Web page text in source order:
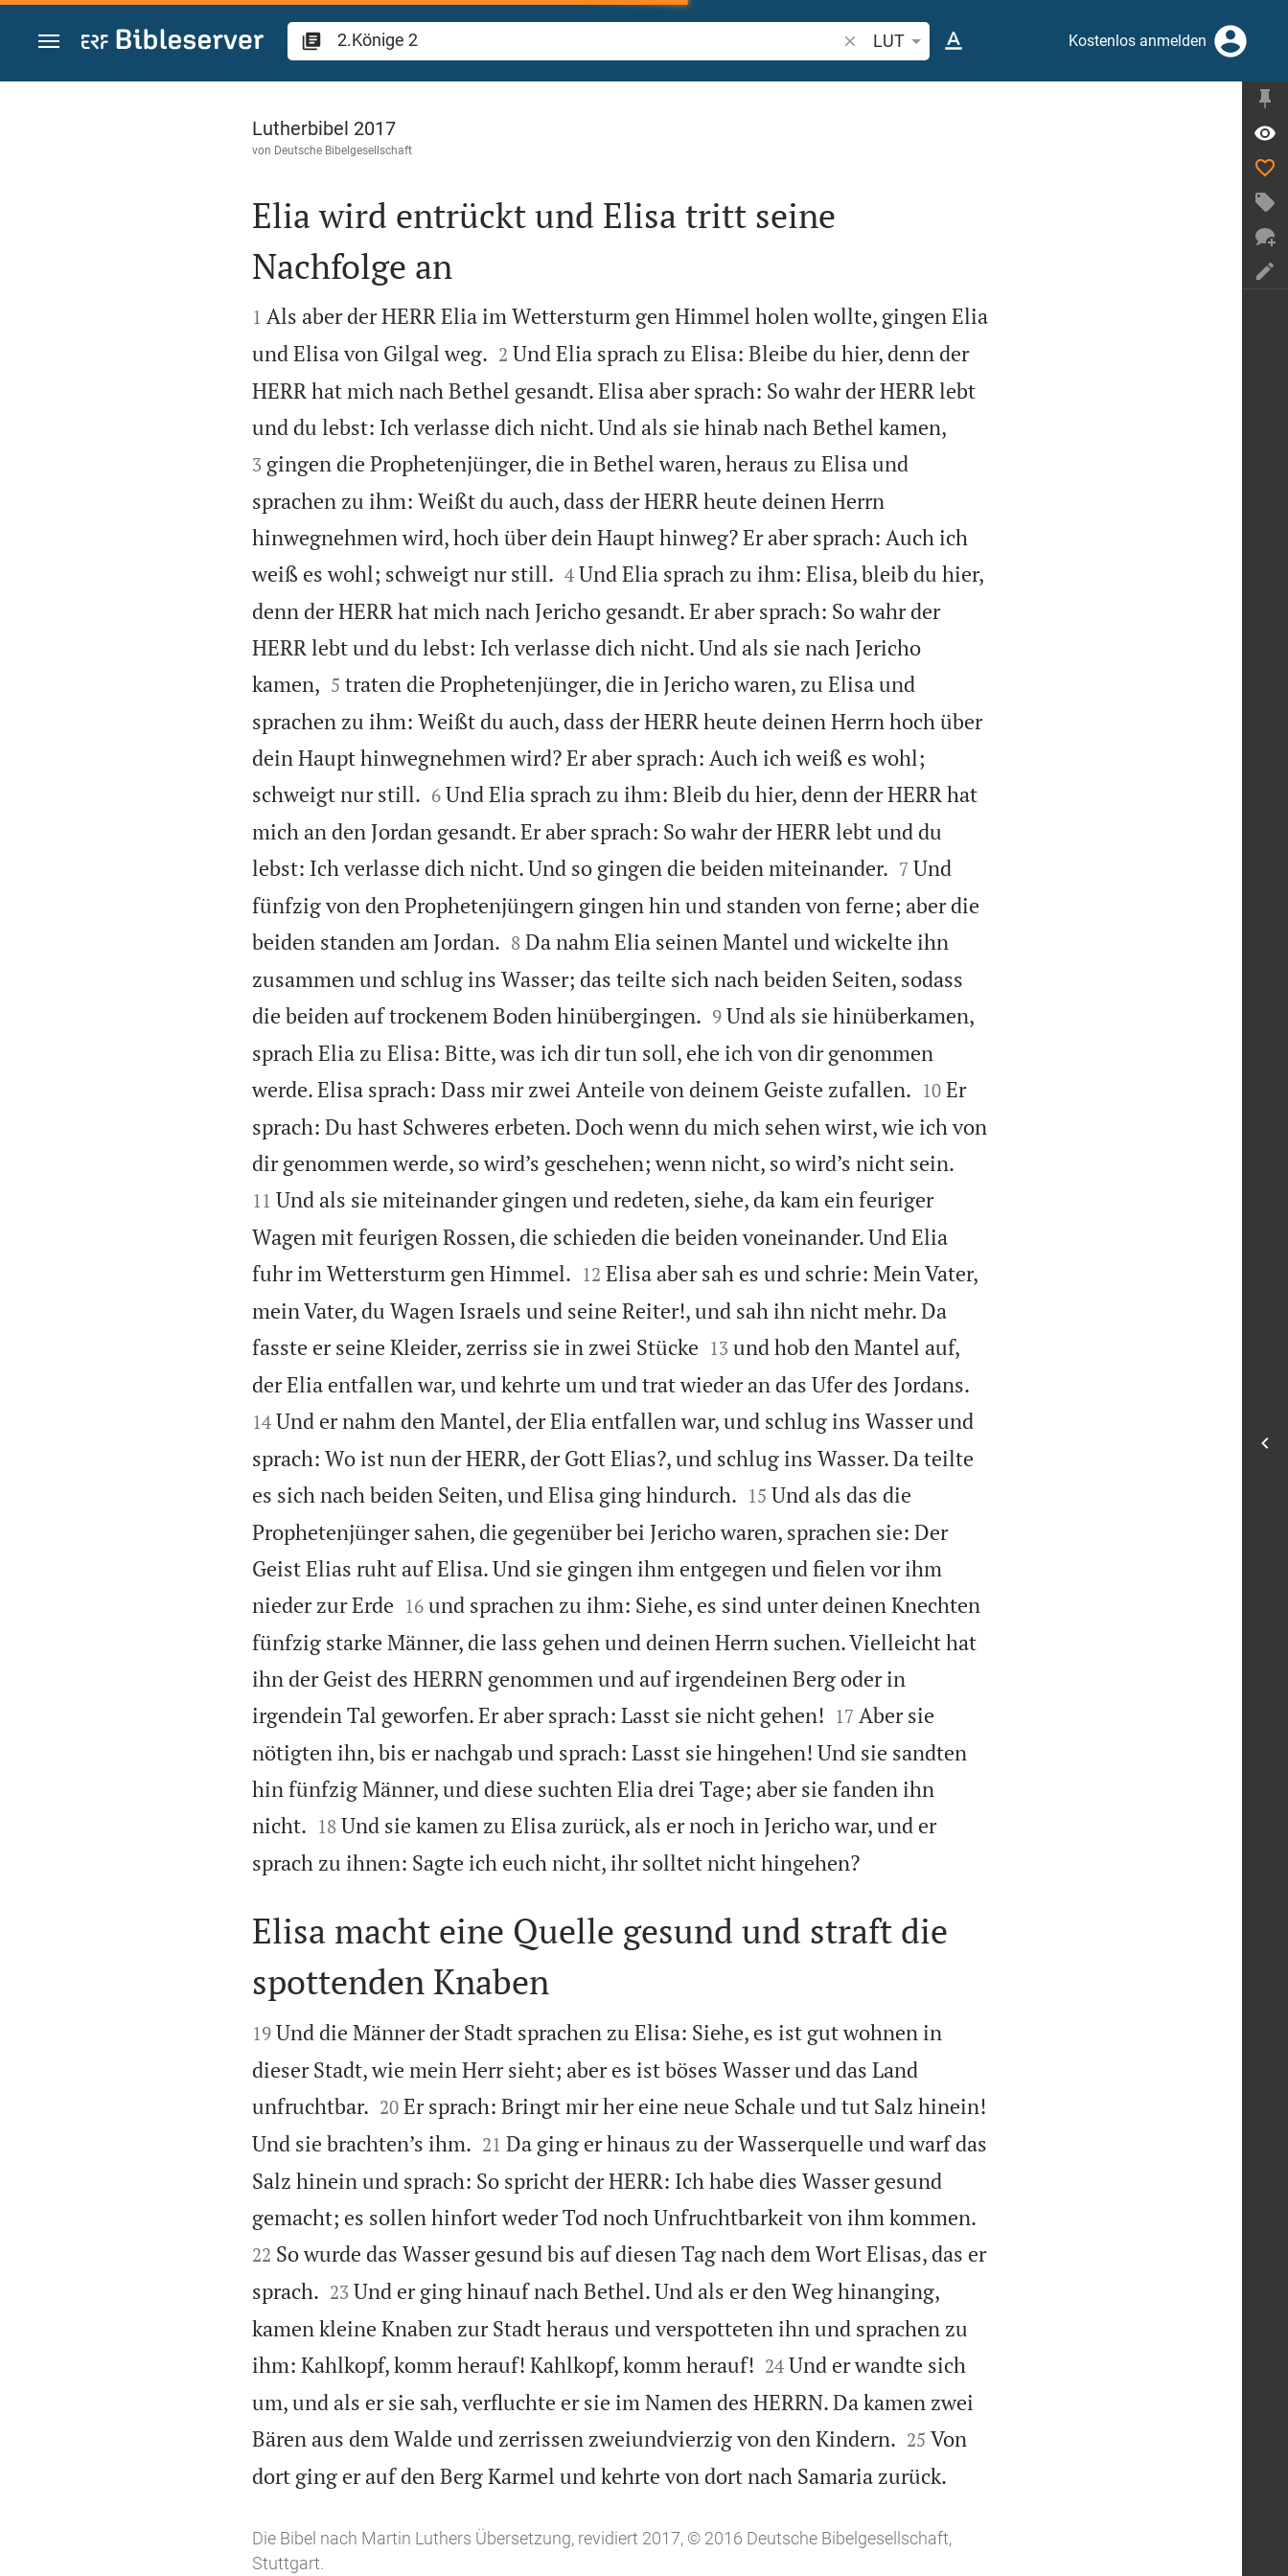
Zum Inhalt springen
Bibelstelle oder Begriff suchen
LUT Kostenlos anmelden
2.Könige 2
Lutherbibel 2017
von Deutsche Bibelgesellschaft

Elia wird entrückt und Elisa tritt seine
Nachfolge an

1 Als aber der HERR Elia im Wettersturm gen Himmel holen wollte, gingen Elia
und Elisa von Gilgal weg.
2 Und Elia sprach zu Elisa: Bleibe du hier, denn der
HERR hat mich nach Bethel gesandt. Elisa aber sprach: So wahr der HERR lebt
und du lebst: Ich verlasse dich nicht. Und als sie hinab nach Bethel kamen,
3 gingen die Prophetenjünger, die in Bethel waren, heraus zu Elisa und
sprachen zu ihm: Weißt du auch, dass der HERR heute deinen Herrn
hinwegnehmen wird, hoch über dein Haupt hinweg? Er aber sprach: Auch ich
weiß es wohl; schweigt nur still.
4 Und Elia sprach zu ihm: Elisa, bleib du hier,
denn der HERR hat mich nach Jericho gesandt. Er aber sprach: So wahr der
HERR lebt und du lebst: Ich verlasse dich nicht. Und als sie nach Jericho
kamen,
5 traten die Prophetenjünger, die in Jericho waren, zu Elisa und
sprachen zu ihm: Weißt du auch, dass der HERR heute deinen Herrn hoch über
dein Haupt hinwegnehmen wird? Er aber sprach: Auch ich weiß es wohl;
schweigt nur still.
6 Und Elia sprach zu ihm: Bleib du hier, denn der HERR hat
mich an den Jordan gesandt. Er aber sprach: So wahr der HERR lebt und du
lebst: Ich verlasse dich nicht. Und so gingen die beiden miteinander.
7 Und
fünfzig von den Prophetenjüngern gingen hin und standen von ferne; aber die
beiden standen am Jordan.
8 Da nahm Elia seinen Mantel und wickelte ihn
zusammen und schlug ins Wasser; das teilte sich nach beiden Seiten, sodass
die beiden auf trockenem Boden hinübergingen.
9 Und als sie hinüberkamen,
sprach Elia zu Elisa: Bitte, was ich dir tun soll, ehe ich von dir genommen
werde. Elisa sprach: Dass mir zwei Anteile von deinem Geiste zufallen.
10 Er
sprach: Du hast Schweres erbeten. Doch wenn du mich sehen wirst, wie ich von
dir genommen werde, so wird’s geschehen; wenn nicht, so wird’s nicht sein.
11 Und als sie miteinander gingen und redeten, siehe, da kam ein feuriger
Wagen mit feurigen Rossen, die schieden die beiden voneinander. Und Elia
fuhr im Wettersturm gen Himmel.
12 Elisa aber sah es und schrie: Mein Vater,
mein Vater, du Wagen Israels und seine Reiter!, und sah ihn nicht mehr. Da
fasste er seine Kleider, zerriss sie in zwei Stücke
13 und hob den Mantel auf,
der Elia entfallen war, und kehrte um und trat wieder an das Ufer des Jordans.
14 Und er nahm den Mantel, der Elia entfallen war, und schlug ins Wasser und
sprach: Wo ist nun der HERR, der Gott Elias?, und schlug ins Wasser. Da teilte
es sich nach beiden Seiten, und Elisa ging hindurch.
15 Und als das die
Prophetenjünger sahen, die gegenüber bei Jericho waren, sprachen sie: Der
Geist Elias ruht auf Elisa. Und sie gingen ihm entgegen und fielen vor ihm
nieder zur Erde
16 und sprachen zu ihm: Siehe, es sind unter deinen Knechten
fünfzig starke Männer, die lass gehen und deinen Herrn suchen. Vielleicht hat
ihn der Geist des HERRN genommen und auf irgendeinen Berg oder in
irgendein Tal geworfen. Er aber sprach: Lasst sie nicht gehen!
17 Aber sie
nötigten ihn, bis er nachgab und sprach: Lasst sie hingehen! Und sie sandten
hin fünfzig Männer, und diese suchten Elia drei Tage; aber sie fanden ihn
nicht.
18 Und sie kamen zu Elisa zurück, als er noch in Jericho war, und er
sprach zu ihnen: Sagte ich euch nicht, ihr solltet nicht hingehen?

Elisa macht eine Quelle gesund und straft die
spottenden Knaben

19 Und die Männer der Stadt sprachen zu Elisa: Siehe, es ist gut wohnen in
dieser Stadt, wie mein Herr sieht; aber es ist böses Wasser und das Land
unfruchtbar.
20 Er sprach: Bringt mir her eine neue Schale und tut Salz hinein!
Und sie brachten’s ihm.
21 Da ging er hinaus zu der Wasserquelle und warf das
Salz hinein und sprach: So spricht der HERR: Ich habe dies Wasser gesund
gemacht; es sollen hinfort weder Tod noch Unfruchtbarkeit von ihm kommen.
22 So wurde das Wasser gesund bis auf diesen Tag nach dem Wort Elisas, das er
sprach.
23 Und er ging hinauf nach Bethel. Und als er den Weg hinanging,
kamen kleine Knaben zur Stadt heraus und verspotteten ihn und sprachen zu
ihm: Kahlkopf, komm herauf! Kahlkopf, komm herauf!
24 Und er wandte sich
um, und als er sie sah, verfluchte er sie im Namen des HERRN. Da kamen zwei
Bären aus dem Walde und zerrissen zweiundvierzig von den Kindern.
25 Von
dort ging er auf den Berg Karmel und kehrte von dort nach Samaria zurück.
Die Bibel nach Martin Luthers Übersetzung, revidiert 2017, © 2016 Deutsche Bibelgesellschaft,
Stuttgart.